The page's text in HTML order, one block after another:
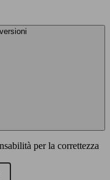
per la correttezza